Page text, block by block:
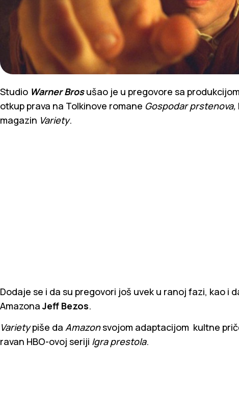
Studio Warner Brosušao je u pregovore sa produkcijom
otkup prava na Tolkinove romane Gospodar prstenova,
magazin Variety.
Dodaje se i da su pregovori još uvek u ranoj fazi, kao i
AmazonaJeff Bezos.
Varietypiše da Amazonsvojom adaptacijom kultne
ravan HBO-ovoj seriji Igra prestola.